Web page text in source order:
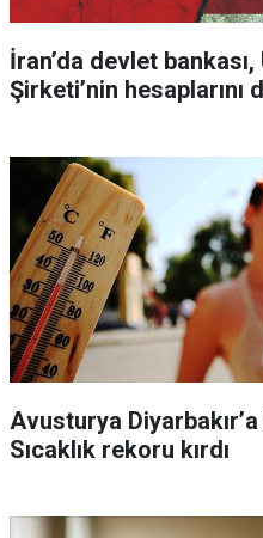
İran’da devlet
Şirketi’nin hesaplarını
Avusturya
Sıcaklık rekoru kırdı